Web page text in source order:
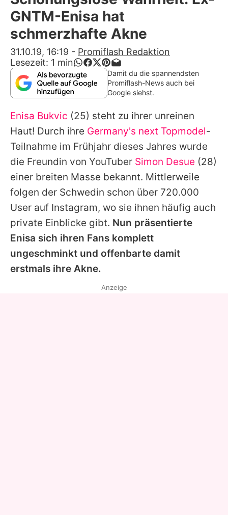
Alle Themen auf Promiflash
Jobs
App runterladen
Team
Redaktionelle Richtlinien
Impressum
Datenschutzerklärung
Nutzungsbedingungen
Utiq verwalten
GNTM-Enisa hat
schmerzhafte Akne
31.10.19, 16:19 - Promiflash Redaktion
Lesezeit: 1 min
Damit du die spannendsten
Promiflash-News auch bei
Google siehst.
Enisa Bukvic (25) steht zu ihrer unreinen
Haut! Durch ihre Germany's next Topmodel-
Teilnahme im Frühjahr dieses Jahres wurde
die Freundin von YouTuber Simon Desue (28)
einer breiten Masse bekannt. Mittlerweile
folgen der Schwedin schon über 720.000
User auf Instagram, wo sie ihnen häufig auch
private Einblicke gibt. Nun präsentierte
Enisa sich ihren Fans komplett
ungeschminkt und offenbarte damit
erstmals ihre Akne.
Anzeige